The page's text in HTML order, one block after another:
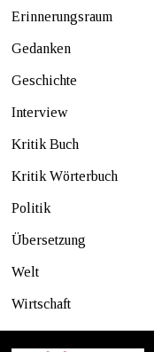
Erinnerungsraum
Gedanken
Geschichte
Interview
Kritik Buch
Kritik Wörterbuch
Politik
Übersetzung
Welt
Wirtschaft